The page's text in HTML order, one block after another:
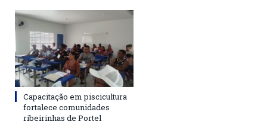
Capacitação em piscicultura
fortalece comunidades
ribeirinhas de Portel